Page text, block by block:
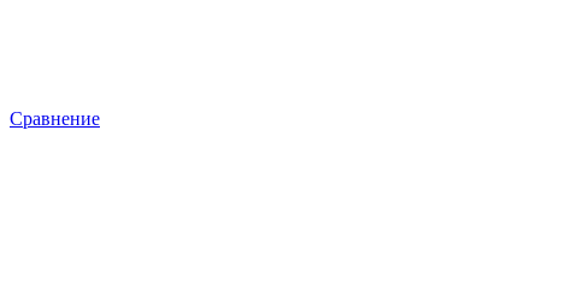
Сравнение